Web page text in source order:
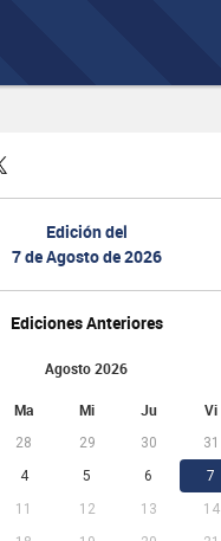
Edición del
7 de Agosto de 2026
Ediciones Anteriores
Agosto 2026
Ma Mi Ju Vi
28 29 30 31
4 5 6 7
11 12 13 14